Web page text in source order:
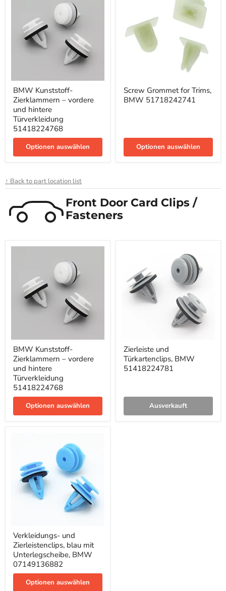
BMW
Kunststoff-
Zierklammern
–
vordere
und
hintere
Türverkleidung
51418224768
BMW Kunststoff-
Zierklammern – vordere
und hintere
Türverkleidung
51418224768
Optionen auswählen
Grommet
for
Screw Grommet for Trims,
BMW 51718242741
Optionen auswählen
↑ Back to part location list
Front Door Card Clips /
Fasteners
BMW
Kunststoff-
Zierklammern
–
vordere
und
hintere
Türverkleidung
51418224768
BMW Kunststoff-
Zierklammern – vordere
und hintere
Türverkleidung
51418224768
Optionen auswählen
und
Türkartenclips,
BMW
Zierleiste und
Türkartenclips, BMW
51418224781
Ausverkauft
und
Zierleistenclips,
blau
mit
Unterlegscheibe,
BMW
07149136882
Verkleidungs- und
Zierleistenclips, blau mit
Unterlegscheibe, BMW
07149136882
Optionen auswählen